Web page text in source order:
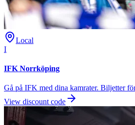
Local
I
IFK Norrköping
Gå på IFK med dina kamrater. Biljetter
View discount code